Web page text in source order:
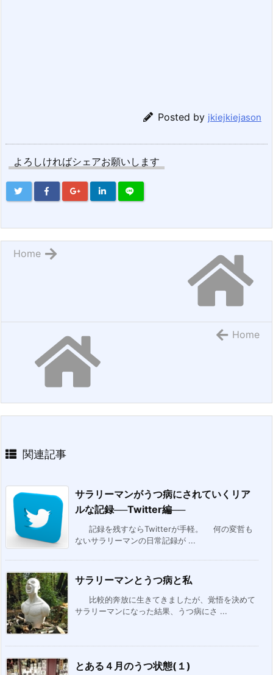
Posted by jkiejkiejason
よろしければシェアお願いします
Home
Home
関連記事
サラリーマンがうつ病にされていくリア
ルな記録──Twitter編──
記録を残すならTwitterが手軽。 何の変哲も
ないサラリーマンの日常記録が ...
サラリーマンとうつ病と私
比較的奔放に生きてきましたが、覚悟を決めて
サラリーマンになった結果、うつ病にさ ...
とある４月のうつ状態(１)